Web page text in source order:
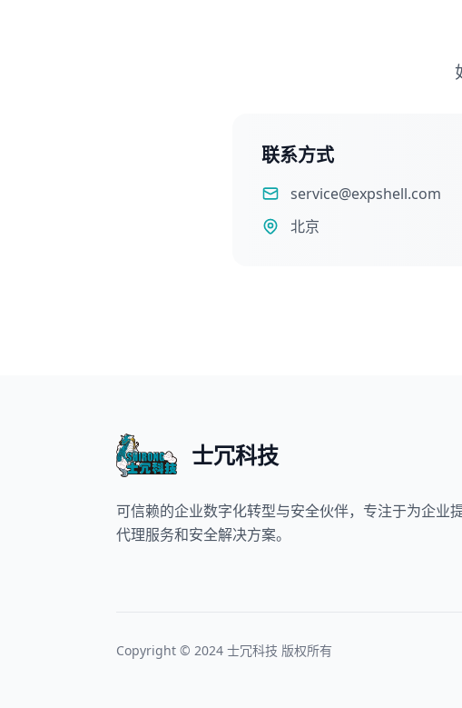
联系方式
service@expshell.com
北京
士冗科技
可信赖的企业数字化转型与安全伙伴，专注于为企业
代理服务和安全解决方案。
Copyright © 2024 士冗科技 版权所有